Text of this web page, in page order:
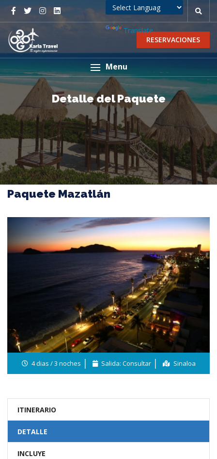
RESERVACIONES
Menu
Powered by
Translate
Detalle del Paquete
Paquete Mazatlán
4 dias / 3 noches Salida: Consultar Sinaloa
ITINERARIO
DETALLE
INCLUYE